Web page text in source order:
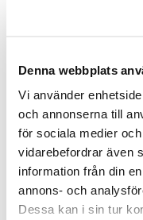
Denna webbplats
Vi använder
och annonserna till
för sociala medier
vidarebefordrar även
information från din
annons- och
Dessa kan i sin tur
The summer school is
three different
– Centre for the Study
University of Turku
– Polin Institute for
University